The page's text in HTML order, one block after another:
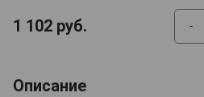
1 102 руб. -
Описание